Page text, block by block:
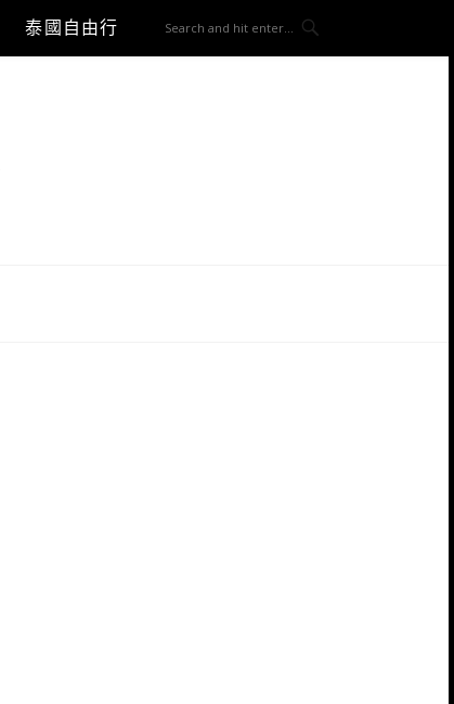
泰國自由行